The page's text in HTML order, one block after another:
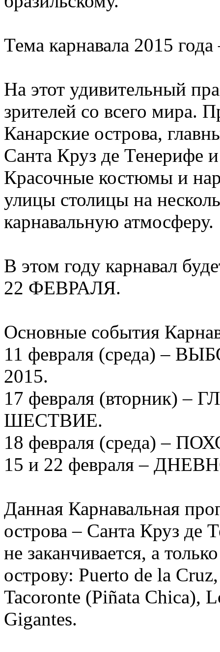
Тема карнавала 2015
На этот удивительный
зрителей со всего мира.
Канарские острова,
Санта Круз де Тенерифе
Красочные костюмы и
улицы столицы на
карнавальную атмосферу.
В этом году карнавал
22 ФЕВРАЛЯ.
Основные события
11 февраля (среда) –
2015.
17 февраля (вторник)
ШЕСТВИЕ.
18 февраля (среда) –
15 и 22 февраля –
Данная Карнавальная
острова – Санта Круз де
не заканчивается, а
острову: Puerto de la
Tacoronte (Piñata Chica),
Gigantes.